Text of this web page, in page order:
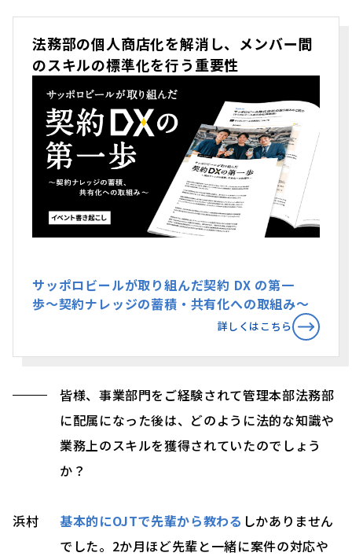
法務部の個人商店化を解消し、メンバー間
のスキルの標準化を行う重要性
サッポロビールが取り組んだ契約 DX の第一
歩〜契約ナレッジの蓄積・共有化への取組み〜
詳しくはこちら
皆様、事業部門をご経験されて管理本部法務部
に配属になった後は、どのように法的な知識や
業務上のスキルを獲得されていたのでしょう
か？
浜村 基本的にOJTで先輩から教わる しかありません
でした。2か月ほど先輩と一緒に案件の対応や